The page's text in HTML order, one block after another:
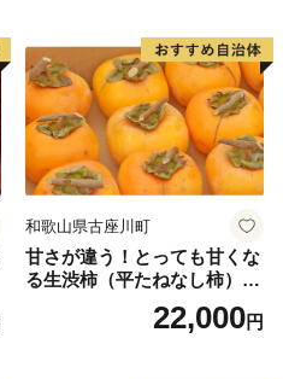
和歌山県古座川町
甘さが違う！とっても甘くな
る生渋柿（平たねなし柿）吊
ップ付約4.5～5kg 約24～30
22,000円